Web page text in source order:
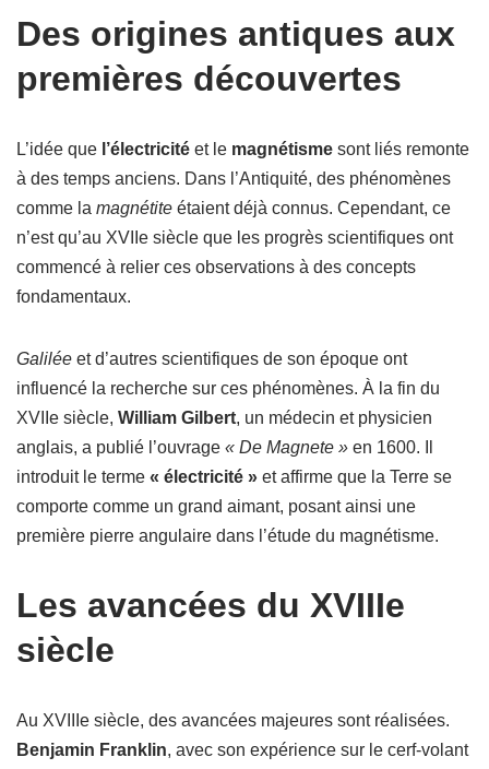
Des origines antiques aux
premières découvertes
L’idée que l’électricité et le magnétisme sont liés remonte
à des temps anciens. Dans l’Antiquité, des phénomènes
comme la magnétite étaient déjà connus. Cependant, ce
n’est qu’au XVIIe siècle que les progrès scientifiques ont
commencé à relier ces observations à des concepts
fondamentaux.
Galilée et d’autres scientifiques de son époque ont
influencé la recherche sur ces phénomènes. À la fin du
XVIIe siècle, William Gilbert, un médecin et physicien
anglais, a publié l’ouvrage « De Magnete » en 1600. Il
introduit le terme « électricité » et affirme que la Terre se
comporte comme un grand aimant, posant ainsi une
première pierre angulaire dans l’étude du magnétisme.
Les avancées du XVIIIe
siècle
Au XVIIIe siècle, des avancées majeures sont réalisées.
Benjamin Franklin, avec son expérience sur le cerf-volant